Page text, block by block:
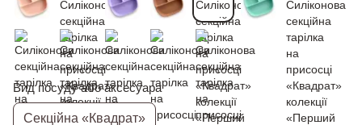
Вид посуду або аксесуара
Секційна «Квадрат»